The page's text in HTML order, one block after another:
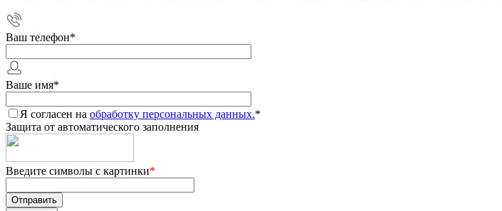
Ваш телефон*
Ваше имя*
Я согласен на обработку персональных данных.*
Защита от автоматического заполнения
Введите символы с картинки*